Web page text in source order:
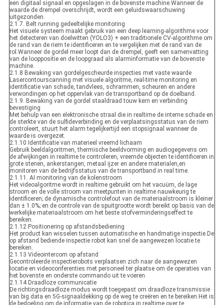
een digitaal signaal en opgeslagen in de bovenste machine.Wanneer de
waarde de drempel overschrijdt, wordt een geluidswaarschuwing
uitgezonden.
2.1.7. Belt running gedeeltelijke monitoring
Het visuele systeem maakt gebruik van een deep learning-algorithme voor
het detecteren van doelwitten (YOLO3) + een traditionele CV-algorithme om
de rand van de riem te identificeren en te vergelijken met de rand van de
rol.Wanneer de gordel meer loopt dan de drempel, geeft een samenvatting
van de looppositie en de loopgraad als alarminformatie van de bovenste
machine.
2.1.8 Bewaking van gordelgescheurde inspecties met vaste waarde
Lasercontourscanning met visuele algoritme, real-time monitoring en
identificatie van schade, tandvlees, schrammen, scheuren en andere
verwondingen op het oppervlak van de transportband op de doelband.
2.1.9. Bewaking van de gordel staaldraad touw kern en verbinding
bevestiging
Met behulp van een elektronische straal die in realtime de interne schade en
de sterkte van de sulfideverbinding en de verplaatsingsstatus van de riem
controleert, stuurt het alarm tegelijkertijd een stopsignaal wanneer de
waarde is overgezet.
2.1.10 Identificatie van materieel vreemd lichaam
Gebruik beeldalgoritmen, thermische beeldvorming en audiogegevens om
de afwijkingen in realtime te controleren, vreemde objecten te identificeren in
grote stenen, ankerstangen, metaal ijzer en andere materialen,en
monitoren van de bedrijfsstatus van de transportband in real time.
2.1.11. AI monitoring van de kolenstroom
Het videoalgoritme wordt in realtime gebruikt om het vacuüm, de lage
stroom en de volle stroom van meetpunten in realtime nauwkeurig te
identificeren; de dynamische controlefout van de materiaalstroom is kleiner
dan ± 1.0%; en de controle van de spuitgrootte wordt bereikt op basis van de
werkelijke materiaalstroom om het beste stofverminderingseffect te
bereiken.
2.1.12 Positionering op afstandsbediening
Het product kan wisselen tussen automatische en handmatige inspectie.De
op afstand bediende inspectie robot kan snel de aangewezen locatie te
bereiken.
2.1.13 Videointercom op afstand
Gecontroleerde inspectierobots verplaatsen zich naar de aangewezen
locatie en videoconferenties met personeel ter plaatse om de operaties van
het bovenste en onderste commando uit te voeren.
2.1.14 Draadloze communicatie
De richtingsdraadloze modus wordt toegepast om draadloze transmissie
van big data en 5G-signaaldekking op de weg te creëren en te bereiken.Het is